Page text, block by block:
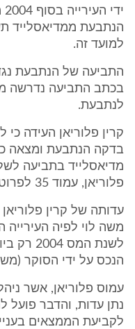
הנתבעת ממדיאסלייד
למועד זה.
בכתב התביעה נדרשה
לנתבעת.
קרין פלוריאן העידה כי
בדקה הנתבעת ומצאה
מדיאסלייד בתביעה
פלוריאן, עמוד 35 לפרוטוקול).
עדותה של קרין
משה לוי לפיה העירייה
הנכס על ידי הסוקר (משה לוי,
עמוס פלוריאן, אשר
נתן עדות, והדבר פועל
לקביעת הממצאים